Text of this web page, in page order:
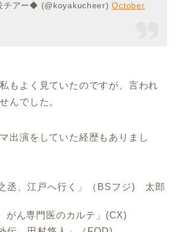
アー◆ (@koyakucheer)October
もよく見ていたのですが、言われ
んでした。
出演をしていた経歴もありまし
丞、江戸へ行く」（BSフジ) 太郎
がん専門医のカルテ」(CX)